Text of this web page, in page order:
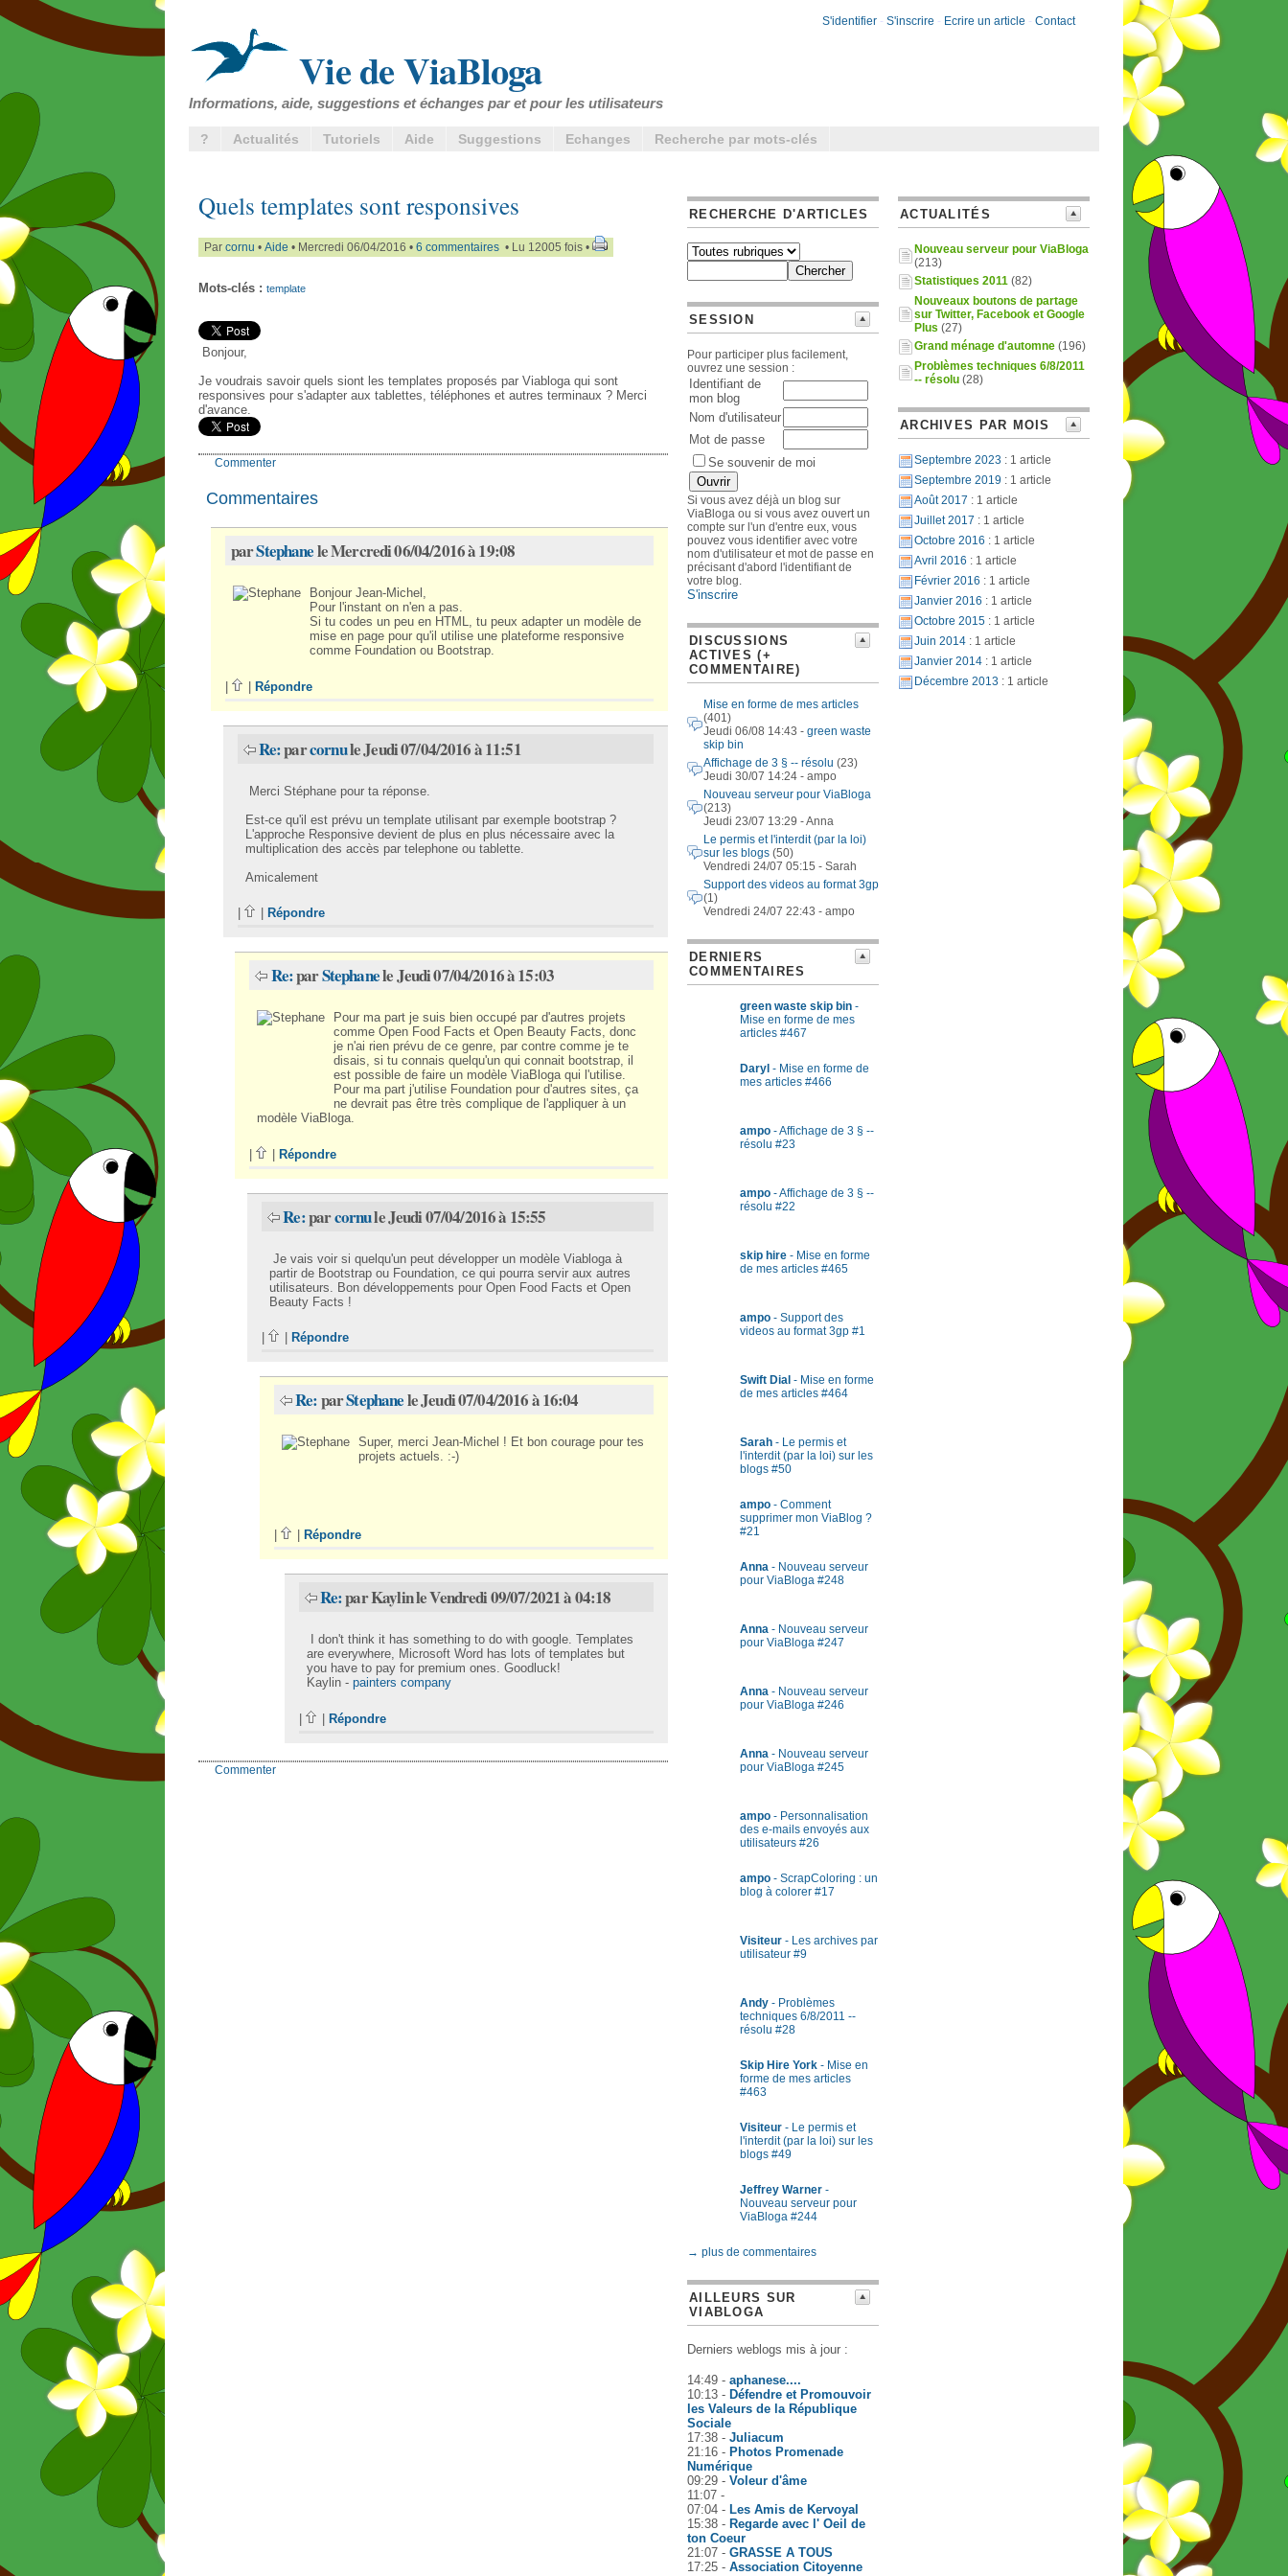
S'identifier - S'inscrire - Ecrire un article - Contact
Vie de ViaBloga
Informations, aide, suggestions et échanges par et pour les utilisateurs
? Actualités Tutoriels Aide Suggestions Echanges Recherche par mots-clés
Quels templates sont responsives
Par cornu • Aide • Mercredi 06/04/2016 • 6 commentaires • Lu 12005 fois •
Mots-clés : template
Bonjour,
Je voudrais savoir quels siont les templates proposés par Viabloga qui sont
responsives pour s'adapter aux tablettes, téléphones et autres terminaux ? Merci
d'avance.
Commenter
Commentaires
parStephanele Mercredi 06/04/2016 à 19:08
Bonjour Jean-Michel,
Pour l'instant on n'en a pas.
Si tu codes un peu en HTML, tu peux adapter un modèle de
mise en page pour qu'il utilise une plateforme responsive
comme Foundation ou Bootstrap.
| | Répondre
Re:parcornule Jeudi 07/04/2016 à 11:51
Merci Stéphane pour ta réponse.
Est-ce qu'il est prévu un template utilisant par exemple bootstrap ?
L'approche Responsive devient de plus en plus nécessaire avec la
multiplication des accès par telephone ou tablette.
Amicalement
Répondre
Re:parStephanele Jeudi 07/04/2016 à 15:03
Pour ma part je suis bien occupé par d'autres projets
comme Open Food Facts et Open Beauty Facts, donc
je n'ai rien prévu de ce genre, par contre comme je te
disais, si tu connais quelqu'un qui connait bootstrap, il
est possible de faire un modèle ViaBloga qui l'utilise.
Pour ma part j'utilise Foundation pour d'autres sites, ça
ne devrait pas être très complique de l'appliquer à un
modèle ViaBloga.
| Répondre
Re:parcornule Jeudi 07/04/2016 à 15:55
Je vais voir si quelqu'un peut développer un modèle Viabloga à
partir de Bootstrap ou Foundation, ce qui pourra servir aux autres
utilisateurs. Bon développements pour Open Food Facts et Open
Beauty Facts !
| Répondre
Re:parStephanele Jeudi 07/04/2016 à 16:04
Super, merci Jean-Michel ! Et bon courage pour tes
projets actuels. :-)
Répondre
Re:par Kaylin le Vendredi 09/07/2021 à 04:18
I don't think it has something to do with google. Templates
are everywhere, Microsoft Word has lots of templates but
you have to pay for premium ones. Goodluck!
Kaylin - painters company
Répondre
Commenter
RECHERCHE D'ARTICLES
SESSION
Pour participer plus facilement,
ouvrez une session :
Identifiant de
mon blog
Nom d'utilisateur
Mot de passe
Se souvenir de moi
Si vous avez déjà un blog sur
ViaBloga ou si vous avez ouvert un
compte sur l'un d'entre eux, vous
pouvez vous identifier avec votre
nom d'utilisateur et mot de passe en
précisant d'abord l'identifiant de
votre blog.
S'inscrire
DISCUSSIONS
ACTIVES (+
COMMENTAIRE)
Mise en forme de mes articles
(401)
Jeudi 06/08 14:43 - green waste
skip bin
Affichage de 3 § -- résolu (23)
Jeudi 30/07 14:24 - ampo
Nouveau serveur pour ViaBloga
(213)
Jeudi 23/07 13:29 - Anna
Le permis et l'interdit (par la loi)
sur les blogs (50)
Vendredi 24/07 05:15 - Sarah
Support des videos au format 3gp
(1)
Vendredi 24/07 22:43 - ampo
DERNIERS
COMMENTAIRES
green waste skip bin -
Mise en forme de mes
articles #467
Daryl - Mise en forme de
mes articles #466
ampo - Affichage de 3 § --
résolu #23
ampo - Affichage de 3 § --
résolu #22
skip hire - Mise en forme
de mes articles #465
ampo - Support des
videos au format 3gp #1
Swift Dial - Mise en forme
de mes articles #464
Sarah - Le permis et
l'interdit (par la loi) sur les
blogs #50
ampo - Comment
supprimer mon ViaBlog ?
#21
Anna - Nouveau serveur
pour ViaBloga #248
Anna - Nouveau serveur
pour ViaBloga #247
Anna - Nouveau serveur
pour ViaBloga #246
Anna - Nouveau serveur
pour ViaBloga #245
ampo - Personnalisation
des e-mails envoyés aux
utilisateurs #26
ampo - ScrapColoring : un
blog à colorer #17
Visiteur - Les archives par
utilisateur #9
Andy - Problèmes
techniques 6/8/2011 --
résolu #28
Skip Hire York - Mise en
forme de mes articles
#463
Visiteur - Le permis et
l'interdit (par la loi) sur les
blogs #49
Jeffrey Warner -
Nouveau serveur pour
ViaBloga #244
→ plus de commentaires
AILLEURS SUR
VIABLOGA
Derniers weblogs mis à jour :
14:49 - aphanese....
10:13 - Défendre et Promouvoir
les Valeurs de la République
Sociale
17:38 - Juliacum
21:16 - Photos Promenade
Numérique
09:29 - Voleur d'âme
11:07 -
07:04 - Les Amis de Kervoyal
15:38 - Regarde avec l' Oeil de
ton Coeur
21:07 - GRASSE A TOUS
17:25 - Association Citoyenne
ACTUALITÉS
Nouveau serveur pour ViaBloga
(213)
Statistiques 2011 (82)
Nouveaux boutons de partage
sur Twitter, Facebook et Google
Plus (27)
Grand ménage d'automne (196)
Problèmes techniques 6/8/2011
-- résolu (28)
ARCHIVES PAR MOIS
Septembre 2023 : 1 article
Septembre 2019 : 1 article
Août 2017 : 1 article
Juillet 2017 : 1 article
Octobre 2016 : 1 article
Avril 2016 : 1 article
Février 2016 : 1 article
Janvier 2016 : 1 article
Octobre 2015 : 1 article
Juin 2014 : 1 article
Janvier 2014 : 1 article
Décembre 2013 : 1 article